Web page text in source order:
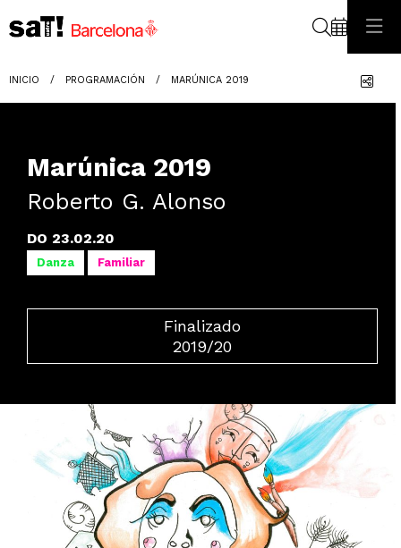
INICIO PROGRAMACIÓN MARÚNICA 2019
Marúnica 2019
Roberto G. Alonso
DO 23.02.20
Danza Familiar
Finalizado
2019/20